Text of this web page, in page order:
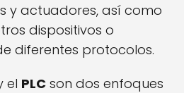
y actuadores, así como
dispositivos o
diferentes protocolos.
el PLC son dos enfoques